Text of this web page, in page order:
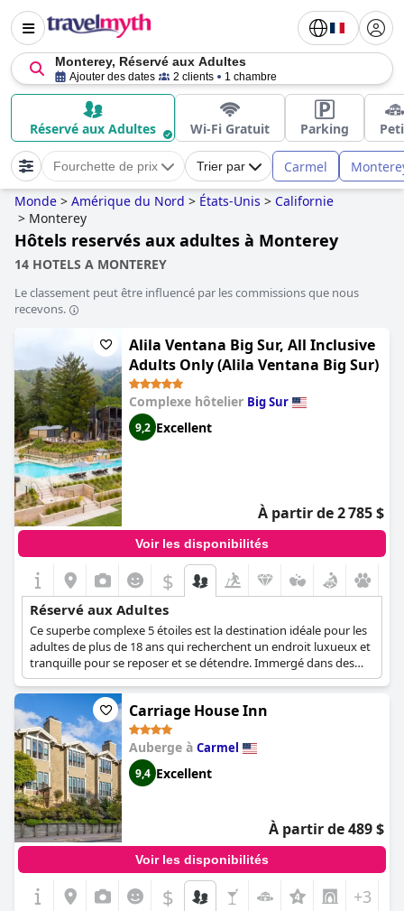
Monterey, Réservé aux Adultes
Ajouter des dates 2 clients 1 chambre
Réservé aux Adultes Wi-Fi Gratuit Parking
Fourchette de prix Trier par Carmel
Monde > Amérique du Nord > États-Unis > Californie
> Monterey
Hôtels reservés aux adultes à Monterey
14 HOTELS A MONTEREY
Le classement peut être influencé par les commissions que nous
recevons.
Alila Ventana Big Sur, All Inclusive
Adults Only (Alila Ventana Big Sur)
Complexe hôtelier Big Sur
9,2 Excellent
À partir de 2 785 $
Voir les disponibilités
$
Réservé aux Adultes
Ce superbe complexe 5 étoiles est la destination idéale pour les
adultes de plus de 18 ans qui recherchent un endroit luxueux et
tranquille pour se reposer et se détendre. Immergé dans des
paysages naturels luxuriants et offrant des soins de spa et de
bien-être, des installations de glamping, ainsi que des suites, des
villas et des maisons luxueuses, ce complexe fera du séjour de
chaque client le plus relaxant et le plus revigorant qu'il ait jamais
connu.
Carriage House Inn
Auberge à Carmel
9,4 Excellent
À partir de 489 $
Voir les disponibilités
$ +3